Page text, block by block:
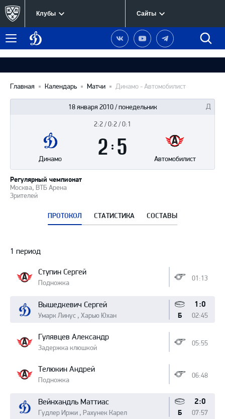
Клубы Сайты
Меню
Динамо
Москва
Наша
группа
Вконтакте
Наш
канал
YouTube
Наш
канал
Telegram
Главная Календарь Матчи Динамо - Автомобилист
18 января 2010 / понедельник
Москва, ВТБ Арена
Зрителей
Регулярный чемпионат
матча
2:2 / 0:2 / 0:1
Динамо Автомобилист
ПРОТОКОЛ СТАТИСТИКА СОСТАВЫ
Протокол
1 период
Ступин Сергей
Подножка
01:13
Вышедкевич Сергей
Умарк Линус , Харью Юхан
1:0
02:45
Б
Гулявцев Александр
Задержка клюшкой
05:55
Телюкин Андрей
Подножка
06:48
Вейнхандль Маттиас
Гудлер Иржи , Рахунек Карел
2:0
07:57
Б